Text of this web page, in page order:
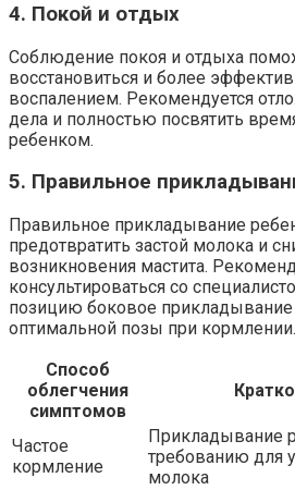
4. Покой и отдых
Соблюдение покоя и отдыха
восстановиться и более
воспалением. Рекомендуется
дела и полностью посвятить
ребенком.
5. Правильное
Правильное прикладывание
предотвратить застой молока и
возникновения мастита.
консультироваться со
позицию боковое
оптимальной позы при кормлении.
Способ
облегчения
симптомов
Частое
кормление
Прикладывание
требованию для
молока